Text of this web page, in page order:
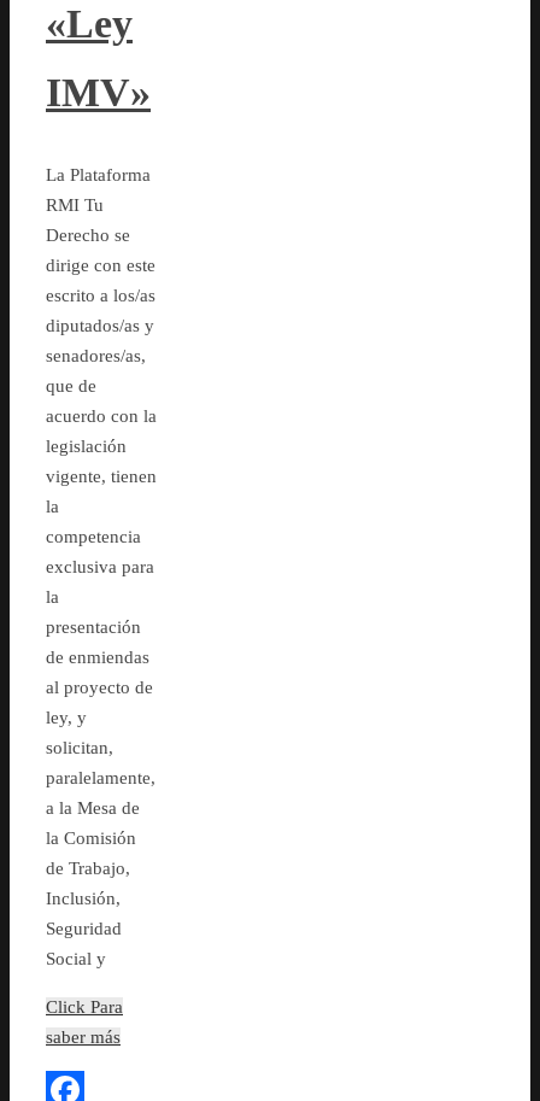
«Ley
IMV»
La Plataforma
RMI Tu
Derecho se
dirige con este
escrito a los/as
diputados/as y
senadores/as,
que de
acuerdo con la
legislación
vigente, tienen
la
competencia
exclusiva para
la
presentación
de enmiendas
al proyecto de
ley, y
solicitan,
paralelamente,
a la Mesa de
la Comisión
de Trabajo,
Inclusión,
Seguridad
Social y
Click Para
saber más